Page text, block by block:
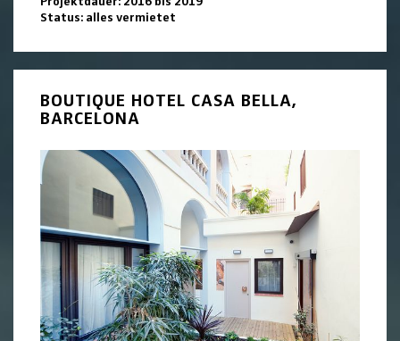
Status: alles vermietet
BOUTIQUE HOTEL CASA BELLA,
BARCELONA